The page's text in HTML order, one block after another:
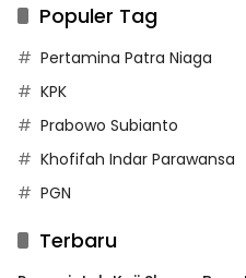
Populer Tag
Pertamina Patra Niaga
KPK
Prabowo Subianto
Khofifah Indar Parawansa
PGN
Terbaru